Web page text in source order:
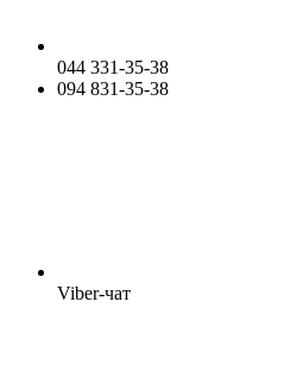
044 331-35-38
094 831-35-38
Viber-чат